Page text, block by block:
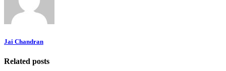
Jai Chandran
Related posts